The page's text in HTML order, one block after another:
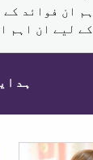
ان فوائد
لیے ان اہم